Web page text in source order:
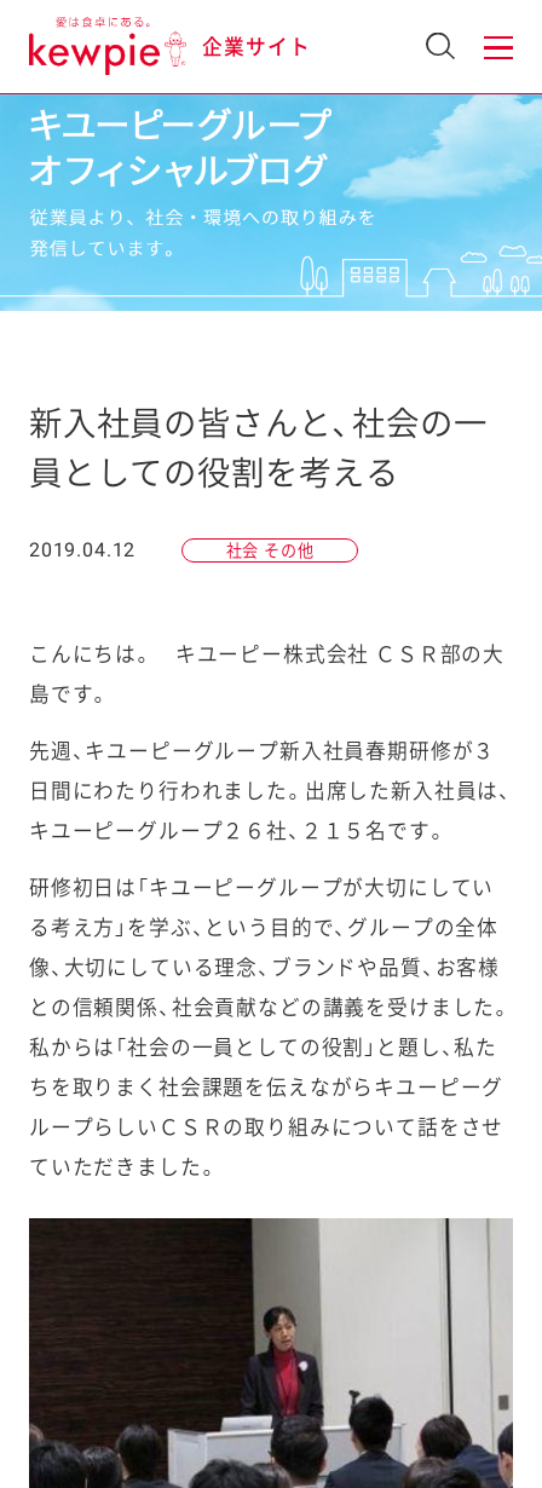
企業サイト
新入社員の皆さんと、社会の一
員としての役割を考える
2019.04.12 社会 その他
こんにちは。 キユーピー株式会社 ＣＳＲ部の大
島です。
先週、キユーピーグループ新入社員春期研修が３
日間にわたり行われました。出席した新入社員は、
キユーピーグループ２６社、２１５名です。
研修初日は「キユーピーグループが大切にしてい
る考え方」を学ぶ、という目的で、グループの全体
像、大切にしている理念、ブランドや品質、お客様
との信頼関係、社会貢献などの講義を受けました。
私からは「社会の一員としての役割」と題し、私た
ちを取りまく社会課題を伝えながらキユーピーグ
ループらしいＣＳＲの取り組みについて話をさせ
ていただきました。